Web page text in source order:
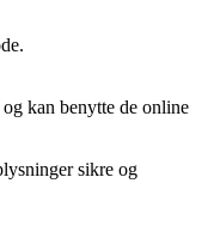
kan benytte de online
sikre og